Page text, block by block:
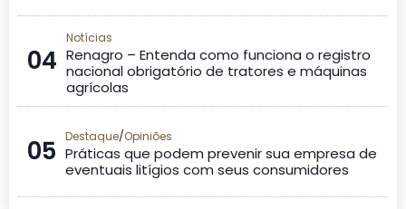
04
Notícias
Renagro – Entenda como funciona o registro
nacional obrigatório de tratores e máquinas
agrícolas
05 Destaque/Opiniões
Práticas que podem prevenir sua empresa de
eventuais litígios com seus consumidores